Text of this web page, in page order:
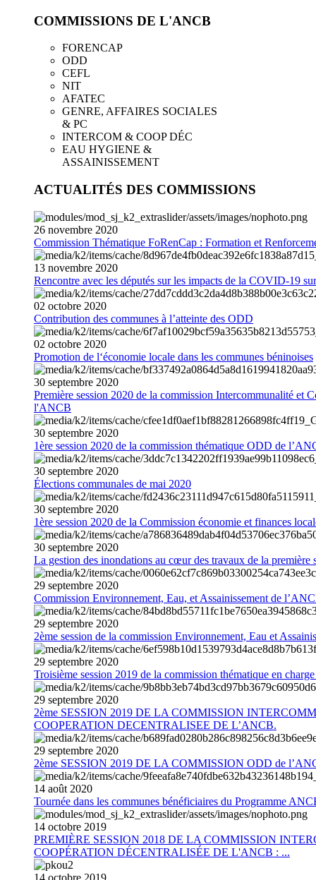
COMMISSIONS DE L'ANCB
FORENCAP
ODD
CEFL
NIT
AFATEC
GENRE, AFFAIRES SOCIALES
& PC
INTERCOM & COOP DÉC
EAU HYGIENE &
ASSAINISSEMENT
ACTUALITÉS DES COMMISSIONS
26 novembre 2020
Commission Thématique FoRenCap : Formation et
13 novembre 2020
Rencontre avec les députés sur les impacts de la COVID-19
02 octobre 2020
Contribution des communes à l’atteinte des ODD
02 octobre 2020
Promotion de l‘économie locale dans les communes béninoises
30 septembre 2020
Première session 2020 de la commission Intercommunalité et
l'ANCB
30 septembre 2020
1ère session 2020 de la commission thématique ODD de
30 septembre 2020
Élections communales de mai 2020
30 septembre 2020
1ère session 2020 de la Commission économie et finances
30 septembre 2020
La gestion des inondations au cœur des travaux de la première
29 septembre 2020
Commission Environnement, Eau, et Assainissement de
29 septembre 2020
2ème session de la commission Environnement, Eau et
29 septembre 2020
Troisième session 2019 de la commission thématique en
29 septembre 2020
2ème SESSION 2019 DE LA COMMISSION
COOPERATION DECENTRALISEE DE L’ANCB.
29 septembre 2020
2ème SESSION 2019 DE LA COMMISSION ODD de
14 août 2020
Tournée dans les communes bénéficiaires du Programme
14 octobre 2019
PREMIÈRE SESSION 2018 DE LA COMMISSION
COOPÉRATION DÉCENTRALISÉE DE L'ANCB : ...
14 octobre 2019